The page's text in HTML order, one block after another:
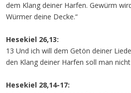
dem Klang deiner Harfen. Gewürm
Würmer deine Decke.“
Hesekiel 26,13:
13 Und ich will dem Getön deiner
den Klang deiner Harfen soll man
Hesekiel 28,14-17: